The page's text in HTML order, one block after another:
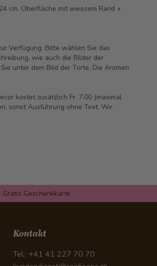
cm. Oberfläche mit weissem Rand +
Verfügung. Bitte wählen Sie das
wie auch die Bilder der
unter dem Bild der Torte. Die Aromen
kostet zusätzlich Fr. 7.00 (maximal
sonst Ausführung ohne Text. Wir
Gratis Geschenkkarte
Kontakt
Tel.: +41 41 227 70 70